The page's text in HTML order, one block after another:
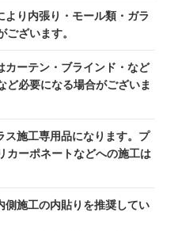
り内張り・モール類・ガラ
ざいます。
カーテン・ブラインド・など
ど必要になる場合がございま
ス施工専用品になります。プ
カーポネートなどへの施工は
側施工の内貼りを推奨してい